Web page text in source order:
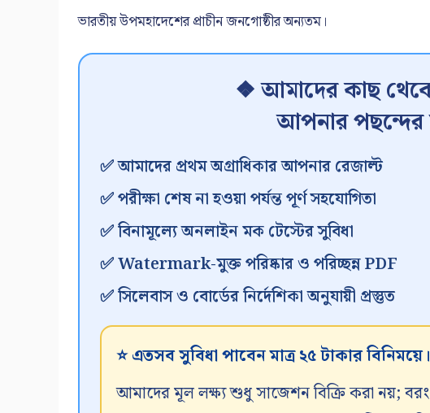
ভারতীয় উপমহাদেশের প্রাচীন জনগোষ্ঠীর অন্যতম।
❖ আমাদের কাছ
আপনার
✅ আমাদের প্রথম অগ্রাধিকার আপনার রেজাল্ট
✅ পরীক্ষা শেষ না হওয়া পর্যন্ত পূর্ণ সহযোগিতা
✅ বিনামূল্যে অনলাইন মক টেস্টের সুবিধা
✅ Watermark-মুক্ত পরিষ্কার ও পরিচ্ছন্ন PDF
✅ সিলেবাস ও বোর্ডের নির্দেশিকা অনুযায়ী প্রস্তুত
⭐ এতসব সুবিধা পাবেন মাত্র ২৫ টাকার বিনিময়ে।
আমাদের মূল লক্ষ্য শুধু সাজেশন বিক্রি করা নয়; বরং